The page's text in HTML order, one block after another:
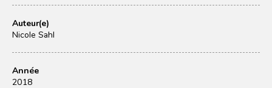
Auteur(e)
Nicole Sahl
Année
2018